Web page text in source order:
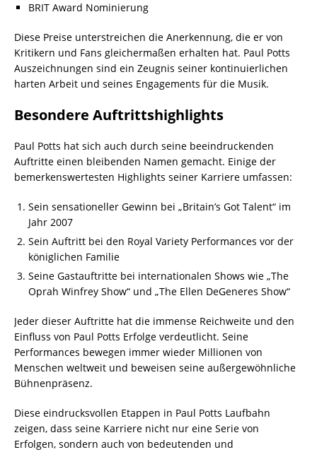
BRIT Award Nominierung
Diese Preise unterstreichen die Anerkennung, die er von
Kritikern und Fans gleichermaßen erhalten hat. Paul Potts
Auszeichnungen sind ein Zeugnis seiner kontinuierlichen
harten Arbeit und seines Engagements für die Musik.
Besondere Auftrittshighlights
Paul Potts hat sich auch durch seine beeindruckenden
Auftritte einen bleibenden Namen gemacht. Einige der
bemerkenswertesten Highlights seiner Karriere umfassen:
Sein sensationeller Gewinn bei „Britain’s Got Talent“ im
Jahr 2007
Sein Auftritt bei den Royal Variety Performances vor der
königlichen Familie
Seine Gastauftritte bei internationalen Shows wie „The
Oprah Winfrey Show“ und „The Ellen DeGeneres Show“
Jeder dieser Auftritte hat die immense Reichweite und den
Einfluss von Paul Potts Erfolge verdeutlicht. Seine
Performances bewegen immer wieder Millionen von
Menschen weltweit und beweisen seine außergewöhnliche
Bühnenpräsenz.
Diese eindrucksvollen Etappen in Paul Potts Laufbahn
zeigen, dass seine Karriere nicht nur eine Serie von
Erfolgen, sondern auch von bedeutenden und